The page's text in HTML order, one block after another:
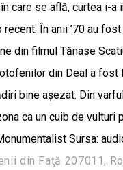
care se află, curtea i-a
recent. În anii ’70 au
din filmul Tănase
din Deal a fost
bine așezat. Din
ca un cuib de vulturi
Sursa:
din Faţă 207011,